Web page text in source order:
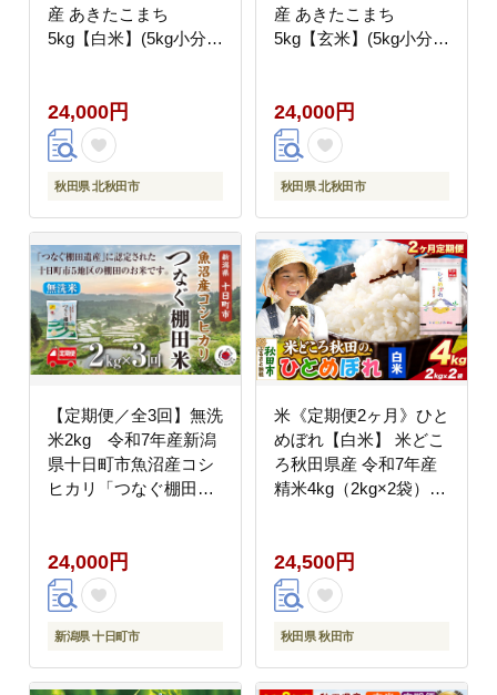
産 あきたこまち
5kg【白米】(5kg小分け
月に調整OK お米 藤岡
農産 [藤岡農産 秋田 お
米 あきたこまち 米どこ
ろ 東北 北秋田市 定期
24,000円
秋田県 北秋田市
産 あきたこまち
5kg【玄米】(5kg小分け
月に調整OK お米 藤岡
農産 [藤岡農産 秋田 お
米 あきたこまち 米どこ
ろ 東北 北秋田市 定期
24,000円
秋田県 北秋田市
【定期便／全3回】無洗
米2kg 令和7年産新潟
県十日町市魚沼産コシ
ヒカリ「つなぐ棚田
24,000円
新潟県 十日町市
米《定期便2ヶ月》ひと
めぼれ【白米】 米どこ
ろ秋田県産 令和7年産
精米4kg（2kg×2袋）
ごはん 米どころ 秋田県
産 2kg袋]
24,500円
秋田県 秋田市